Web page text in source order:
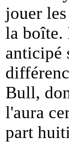
jouer
la boîte.
anticipé
Bull,
l'aura
part